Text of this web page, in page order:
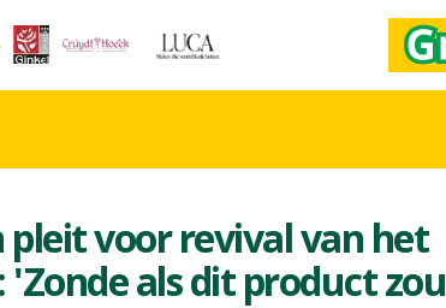
pleit voor revival van het
als dit product zou